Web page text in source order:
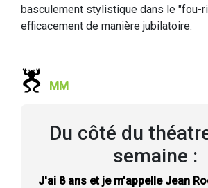
basculement stylistique dans le "fou-
efficacement de manière jubilatoire.
MM
Du côté du
semaine :
J'ai 8 ans et je m'appelle Jean